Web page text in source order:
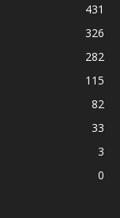
431
326
282
115
82
33
3
0